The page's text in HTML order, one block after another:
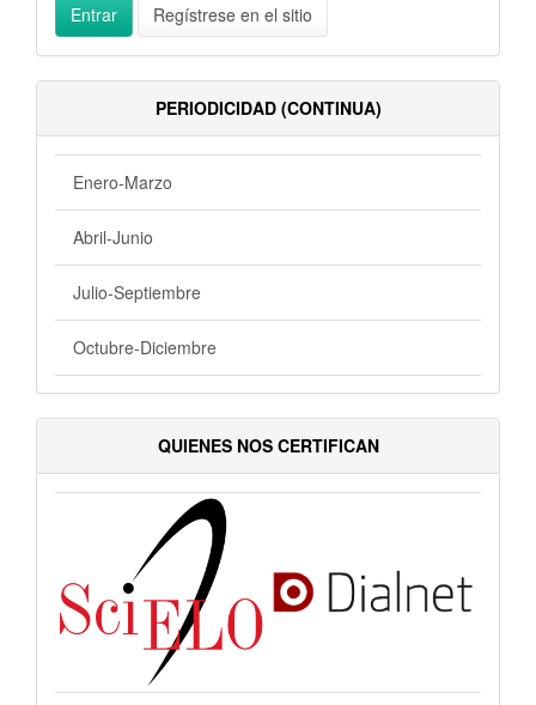
Entrar Regístrese en el sitio
PERIODICIDAD (CONTINUA)
Enero-Marzo
Abril-Junio
Julio-Septiembre
Octubre-Diciembre
QUIENES NOS CERTIFICAN